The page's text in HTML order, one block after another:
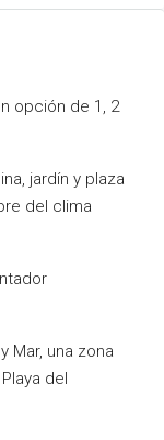
opción de 1, 2
jardín y plaza
del clima
Mar, una zona
del